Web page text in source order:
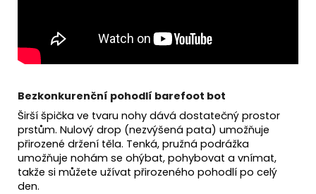
Bezkonkurenční pohodlí barefoot bot
Širší špička ve tvaru nohy dává dostatečný prostor
prstům. Nulový drop (nezvýšená pata) umožňuje
přirozené držení těla. Tenká, pružná podrážka
umožňuje nohám se ohýbat, pohybovat a vnímat,
takže si můžete užívat přirozeného pohodlí po celý
den.